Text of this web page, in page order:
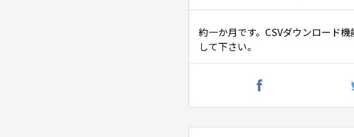
約一か月です。CSVダウンロード
して下さい。